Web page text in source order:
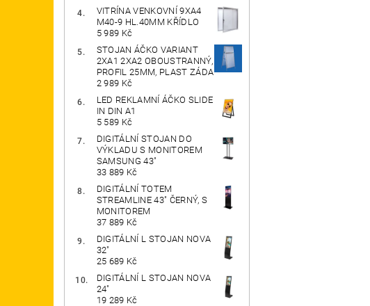
VITRÍNA VENKOVNÍ 9XA4
M40-9 HL.40MM KŘÍDLO
5 989 Kč
STOJAN ÁČKO VARIANT
2XA1 2XA2 OBOUSTRANNÝ,
PROFIL 25MM, PLAST ZÁDA
2 989 Kč
LED REKLAMNÍ ÁČKO SLIDE
IN DIN A1
5 589 Kč
DIGITÁLNÍ STOJAN DO
VÝKLADU S MONITOREM
SAMSUNG 43"
33 889 Kč
DIGITÁLNÍ TOTEM
STREAMLINE 43" ČERNÝ, S
MONITOREM
37 889 Kč
DIGITÁLNÍ L STOJAN NOVA
32"
25 689 Kč
DIGITÁLNÍ L STOJAN NOVA
24"
19 289 Kč